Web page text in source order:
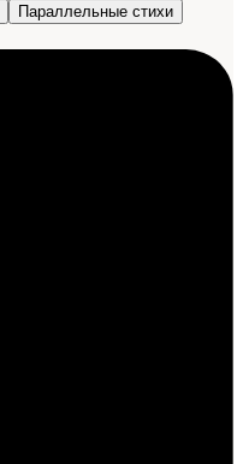
Параллельные стихи